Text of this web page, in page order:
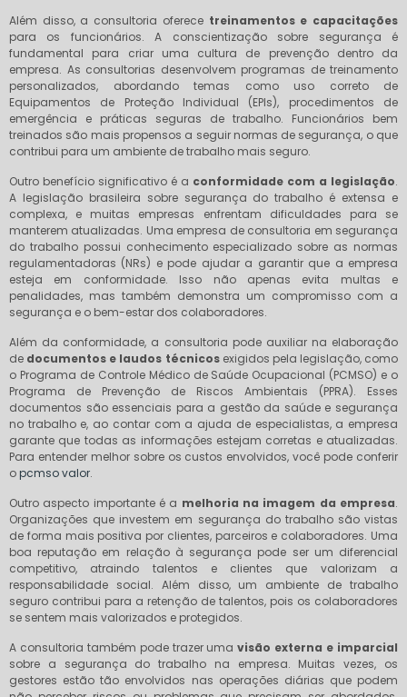
Além disso, a consultoria oferece treinamentos e capacitações
para os funcionários. A conscientização sobre segurança é
fundamental para criar uma cultura de prevenção dentro da
empresa. As consultorias desenvolvem programas de treinamento
personalizados, abordando temas como uso correto de
Equipamentos de Proteção Individual (EPIs), procedimentos de
emergência e práticas seguras de trabalho. Funcionários bem
treinados são mais propensos a seguir normas de segurança, o que
contribui para um ambiente de trabalho mais seguro.
Outro benefício significativo é a conformidade com a legislação.
A legislação brasileira sobre segurança do trabalho é extensa e
complexa, e muitas empresas enfrentam dificuldades para se
manterem atualizadas. Uma empresa de consultoria em segurança
do trabalho possui conhecimento especializado sobre as normas
regulamentadoras (NRs) e pode ajudar a garantir que a empresa
esteja em conformidade. Isso não apenas evita multas e
penalidades, mas também demonstra um compromisso com a
segurança e o bem-estar dos colaboradores.
Além da conformidade, a consultoria pode auxiliar na elaboração
de documentos e laudos técnicosexigidos pela legislação, como
o Programa de Controle Médico de Saúde Ocupacional (PCMSO) e o
Programa de Prevenção de Riscos Ambientais (PPRA). Esses
documentos são essenciais para a gestão da saúde e segurança
no trabalho e, ao contar com a ajuda de especialistas, a empresa
garante que todas as informações estejam corretas e atualizadas.
Para entender melhor sobre os custos envolvidos, você pode conferir
opcmso valor.
Outro aspecto importante é a melhoria na imagem da empresa.
Organizações que investem em segurança do trabalho são vistas
de forma mais positiva por clientes, parceiros e colaboradores. Uma
boa reputação em relação à segurança pode ser um diferencial
competitivo, atraindo talentos e clientes que valorizam a
responsabilidade social. Além disso, um ambiente de trabalho
seguro contribui para a retenção de talentos, pois os colaboradores
se sentem mais valorizados e protegidos.
A consultoria também pode trazer umavisão externa e imparcial
sobre a segurança do trabalho na empresa. Muitas vezes, os
gestores estão tão envolvidos nas operações diárias que podem